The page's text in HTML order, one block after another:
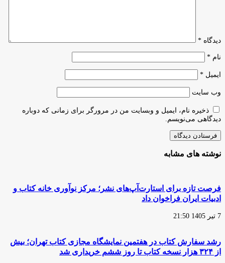
دیدگاه *
نام *
ایمیل *
وب‌ سایت
ذخیره نام، ایمیل و وبسایت من در مرورگر برای زمانی که دوباره
دیدگاهی می‌نویسم.
نوشته های مشابه
فرصت تازه برای استارت‌آپ‌های نشر؛ مرکز نوآوری خانه کتاب و
ادبیات ایران فراخوان داد
7 تیر 1405 21:50
رشد سفارش‌ کتاب در هفتمین نمایشگاه مجازی کتاب تهران؛ بیش
از ۳۲۴ هزار نسخه کتاب تا روز ششم خریداری شد